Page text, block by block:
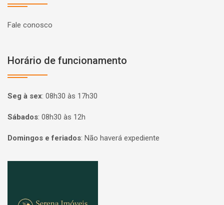
Fale conosco
Horário de funcionamento
Seg à sex: 08h30 às 17h30
Sábados: 08h30 às 12h
Domingos e feriados: Não haverá expediente